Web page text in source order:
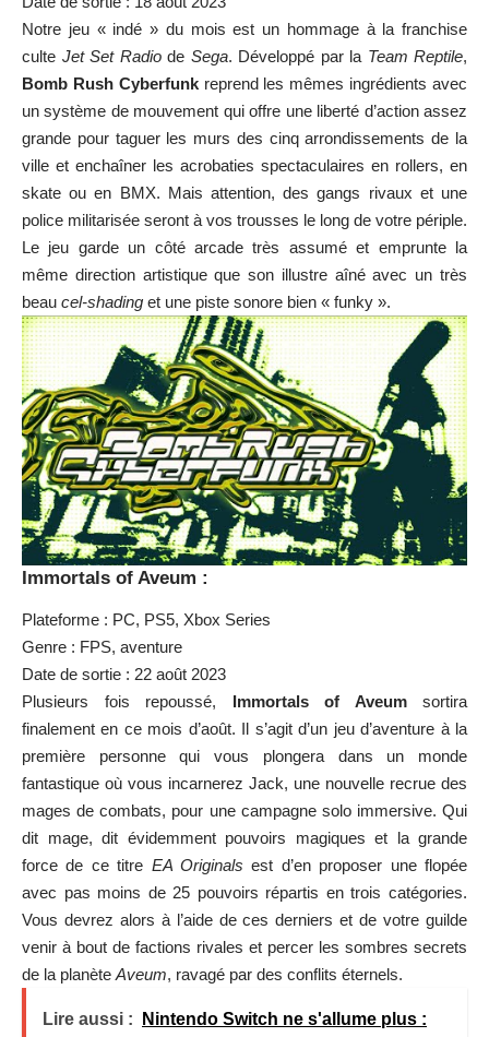
Notre jeu « indé » du mois est un hommage à la franchise
culte Jet Set Radiode Sega. Développé par la Team Reptile,
Bomb Rush Cyberfunkreprend les mêmes ingrédients avec
un système de mouvement qui offre une liberté d’action assez
grande pour taguer les murs des cinq arrondissements de la
ville et enchaîner les acrobaties spectaculaires en rollers, en
skate ou en BMX. Mais attention, des gangs rivaux et une
police militarisée seront à vos trousses le long de votre périple.
Le jeu garde un côté arcade très assumé et emprunte la
même direction artistique que son illustre aîné avec un très
beau cel-shading et une piste sonore bien « funky ».
Immortals of Aveum :
Plateforme : PC, PS5, Xbox Series
Genre : FPS, aventure
Date de sortie : 22 août 2023
Plusieurs fois repoussé, Immortals of Aveum sortira
finalement en ce mois d’août. Il s’agit d’un jeu d’aventure à la
première personne qui vous plongera dans un monde
fantastique où vous incarnerez Jack, une nouvelle recrue des
mages de combats, pour une campagne solo immersive. Qui
dit mage, dit évidemment pouvoirs magiques et la grande
force de ce titre EA Originals est d’en proposer une flopée
avec pas moins de 25 pouvoirs répartis en trois catégories.
Vous devrez alors à l’aide de ces derniers et de votre guilde
venir à bout de factions rivales et percer les sombres secrets
de la planète Aveum, ravagé par des conflits éternels.
Lire aussi :
Nintendo Switch ne s'allume plus :